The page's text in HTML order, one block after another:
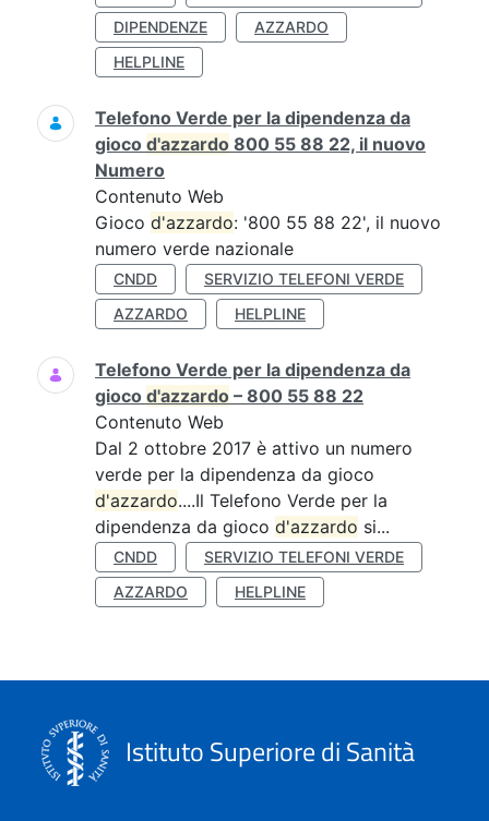
DIPENDENZE
AZZARDO
HELPLINE
Telefono Verde per la dipendenza da
gioco d'azzardo 800 55 88 22, il nuovo
Numero
Contenuto Web
Gioco d'azzardo: '800 55 88 22', il nuovo
numero verde nazionale
CNDD
SERVIZIO TELEFONI VERDE
AZZARDO
HELPLINE
Telefono Verde per la dipendenza da
gioco d'azzardo – 800 55 88 22
Contenuto Web
Dal 2 ottobre 2017 è attivo un numero
verde per la dipendenza da gioco
d'azzardo....Il Telefono Verde per la
dipendenza da gioco d'azzardo si...
CNDD
SERVIZIO TELEFONI VERDE
AZZARDO
HELPLINE
Istituto Superiore di Sanità